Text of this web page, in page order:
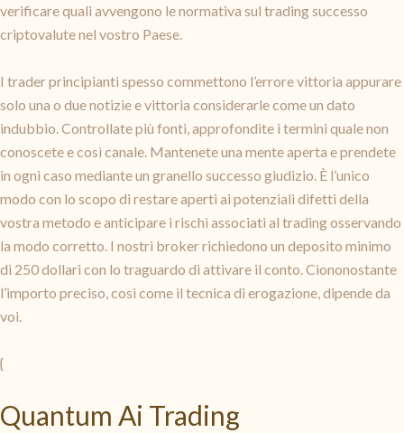
verificare quali avvengono le normativa sul trading successo
criptovalute nel vostro Paese.
I trader principianti spesso commettono l’errore vittoria appurare
solo una o due notizie e vittoria considerarle come un dato
indubbio. Controllate più fonti, approfondite i termini quale non
conoscete e così canale. Mantenete una mente aperta e prendete
in ogni caso mediante un granello successo giudizio. È l’unico
modo con lo scopo di restare aperti ai potenziali difetti della
vostra metodo e anticipare i rischi associati al trading osservando
la modo corretto. I nostri broker richiedono un deposito minimo
di 250 dollari con lo traguardo di attivare il conto. Ciononostante
l’importo preciso, così come il tecnica di erogazione, dipende da
voi.
{
Quantum Ai Trading